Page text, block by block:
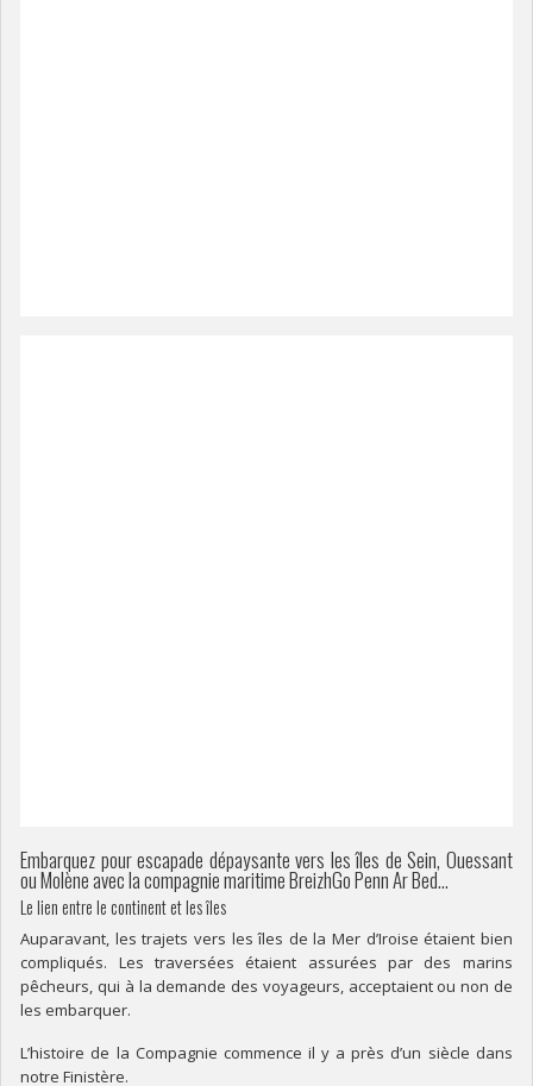
Embarquez pour escapade dépaysante vers les îles de Sein, Ouessant
ou Molène avec la compagnie maritime BreizhGo Penn Ar Bed…
Le lien entre le continent et les îles
Auparavant, les trajets vers les îles de la Mer d’Iroise étaient bien
compliqués. Les traversées étaient assurées par des marins
pêcheurs, qui à la demande des voyageurs, acceptaient ou non de
les embarquer.
L’histoire de la Compagnie commence il y a près d’un siècle dans
notre Finistère.